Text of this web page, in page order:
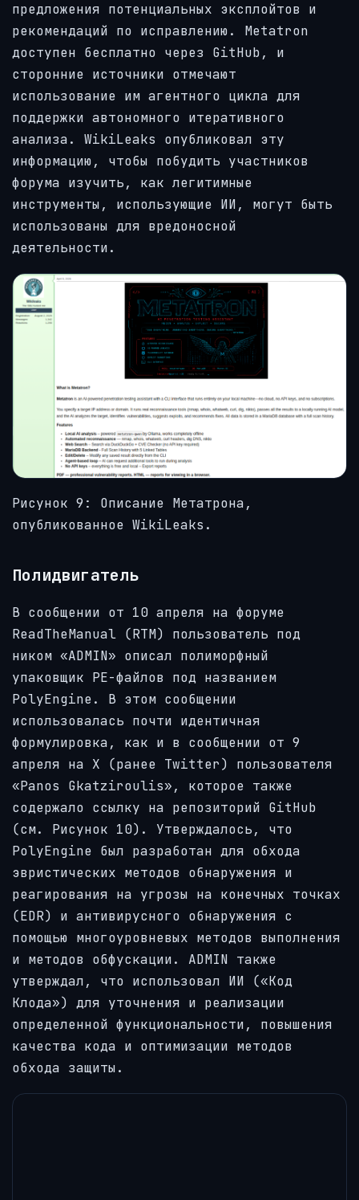
предложения потенциальных эксплойтов и
рекомендаций по исправлению. Metatron
доступен бесплатно через GitHub, и
сторонние источники отмечают
использование им агентного цикла для
поддержки автономного итеративного
анализа. WikiLeaks опубликовал эту
информацию, чтобы побудить участников
форума изучить, как легитимные
инструменты, использующие ИИ, могут быть
использованы для вредоносной
деятельности.
Рисунок 9: Описание Метатрона,
опубликованное WikiLeaks.
Полидвигатель
В сообщении от 10 апреля на форуме
ReadTheManual (RTM) пользователь под
ником «ADMIN» описал полиморфный
упаковщик PE-файлов под названием
PolyEngine. В этом сообщении
использовалась почти идентичная
формулировка, как и в сообщении от 9
апреля на X (ранее Twitter) пользователя
«Panos Gkatziroulis», которое также
содержало ссылку на репозиторий GitHub
(см. Рисунок 10). Утверждалось, что
PolyEngine был разработан для обхода
эвристических методов обнаружения и
реагирования на угрозы на конечных точках
(EDR) и антивирусного обнаружения с
помощью многоуровневых методов выполнения
и методов обфускации. ADMIN также
утверждал, что использовал ИИ («Код
Клода») для уточнения и реализации
определенной функциональности, повышения
качества кода и оптимизации методов
обхода защиты.